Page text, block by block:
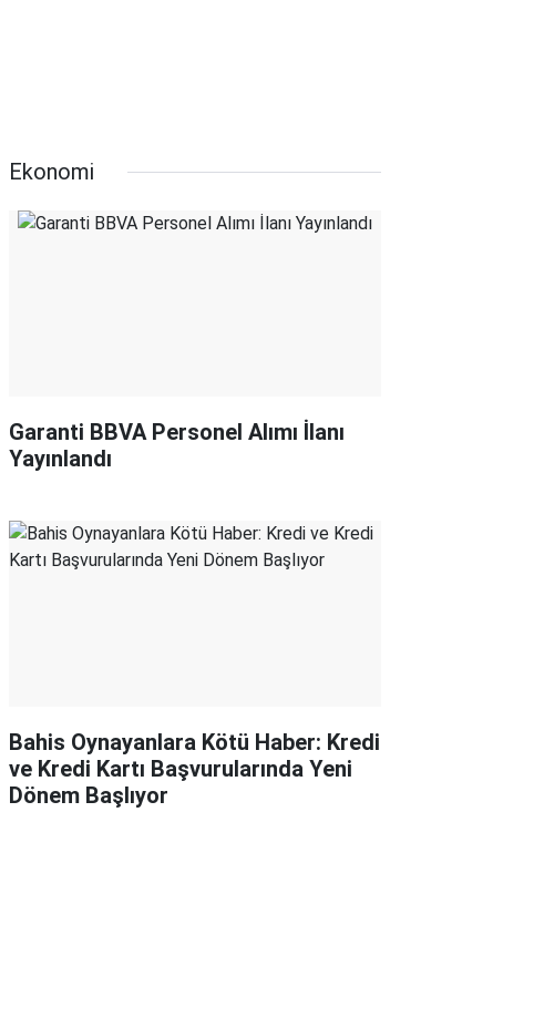
Ekonomi
Garanti BBVA Personel Alımı İlanı
Yayınlandı
Bahis Oynayanlara Kötü Haber: Kredi
ve Kredi Kartı Başvurularında Yeni
Dönem Başlıyor